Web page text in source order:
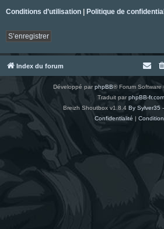
Conditions d’utilisation | Politique de
S’enregistrer
Index du forum
Développé parphpBB® Forum Software
Traduit parphpBB-fr.com
Breizh Shoutbox v1.8.4 By Sylver35
Confidentialité |